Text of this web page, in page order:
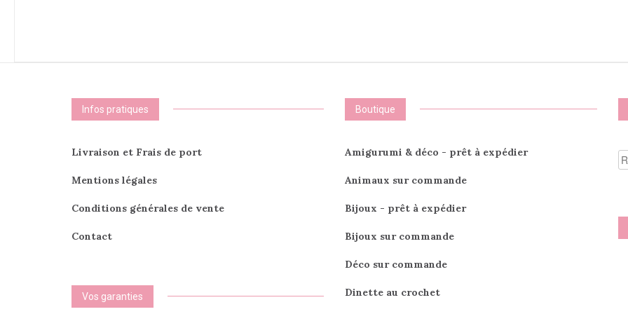
sur
la
produit
sur
Infos pratiques
Livraison et Frais de port
Mentions légales
Conditions générales de vente
Contact
Vos garanties
Boutique
Amigurumi & déco - prêt à expédier
Animaux sur commande
Bijoux - prêt à expédier
Bijoux sur commande
Déco sur commande
Dinette au crochet